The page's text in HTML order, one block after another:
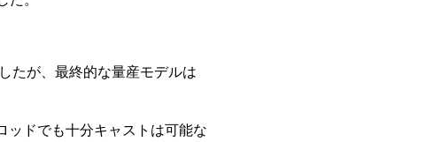
たが、最終的な量産モデルは
ッドでも十分キャストは可能な